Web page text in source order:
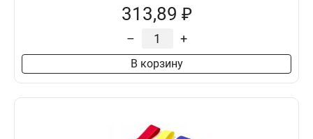
313,89 ₽
– +
В корзину